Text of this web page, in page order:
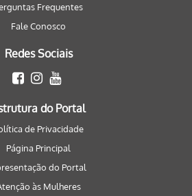
Frequentes
Fale Conosco
Redes Sociais
do Portal
de Privacidade
Página Principal
do Portal
às Mulheres